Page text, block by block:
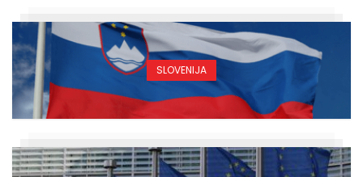
SLOVENIJA